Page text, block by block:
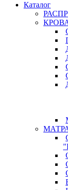
Каталог